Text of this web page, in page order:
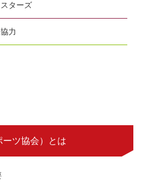
ターズ
力
ーツ協会）とは